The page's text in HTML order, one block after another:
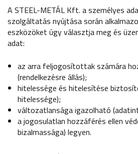
A STEEL-METÁL Kft. a személyes
szolgáltatás nyújtása során
eszközöket úgy választja meg és
adat:
az arra feljogosítottak számára
(rendelkezésre állás);
hitelessége és hitelesítése
hitelessége);
változatlansága igazolható
a jogosulatlan hozzáférés ellen
bizalmassága) legyen.